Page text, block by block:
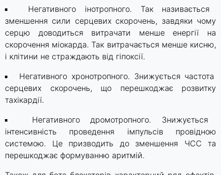
Негативного інотропного. Так називається
зменшення сили серцевих скорочень, завдяки чому
серцю доводиться витрачати менше енергії на
скорочення міокарда. Так витрачається менше кисню,
і клітини не страждають від гіпоксії.
Негативного хронотропного. Знижується частота
серцевих скорочень, що перешкоджає розвитку
тахікардії.
Негативного дромотропного. Знижується
інтенсивність проведення імпульсів провідною
системою. Це призводить до зменшення ЧСС та
перешкоджає формуванню аритмій.